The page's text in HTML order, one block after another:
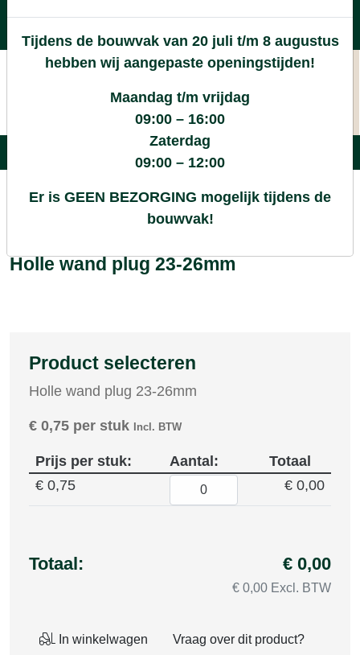
Uitgebreid assortiment
/ Winkel / Ijzerwaren / Holle wand plug 23-26mm
Holle wand plug 23-26mm
Product selecteren
Holle wand plug 23-26mm
€ 0,75 per stuk Incl. BTW
Prijs per stuk: Aantal:
Totaal
€ 0,75
€ 0,00
Totaal: € 0,00
€ 0,00 Excl. BTW
In winkelwagen Vraag over dit product?
Tijdens de bouwvak van 20 juli t/m 8 augustus
hebben wij aangepaste openingstijden!
Maandag t/m vrijdag
09:00 – 16:00
Zaterdag
09:00 – 12:00
Er is GEEN BEZORGING mogelijk tijdens de
bouwvak!